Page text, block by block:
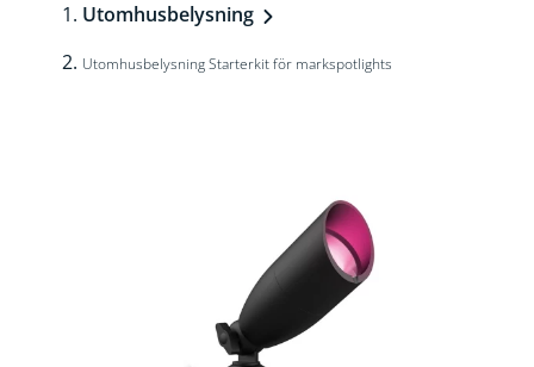
Utomhusbelysning
Utomhusbelysning Starterkit för markspotlights